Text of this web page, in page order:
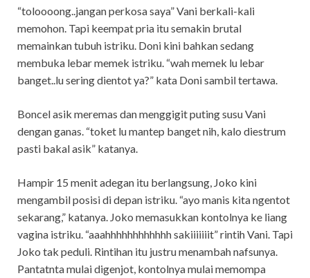
“toloooong..jangan perkosa saya” Vani berkali-kali
memohon. Tapi keempat pria itu semakin brutal
memainkan tubuh istriku. Doni kini bahkan sedang
membuka lebar memek istriku. “wah memek lu lebar
banget..lu sering dientot ya?” kata Doni sambil tertawa.
Boncel asik meremas dan menggigit puting susu Vani
dengan ganas. “toket lu mantep banget nih, kalo diestrum
pasti bakal asik” katanya.
Hampir 15 menit adegan itu berlangsung, Joko kini
mengambil posisi di depan istriku. “ayo manis kita ngentot
sekarang,” katanya. Joko memasukkan kontolnya ke liang
vagina istriku. “aaahhhhhhhhhhhh sakiiiiiiit” rintih Vani. Tapi
Joko tak peduli. Rintihan itu justru menambah nafsunya.
Pantatnta mulai digenjot, kontolnya mulai memompa